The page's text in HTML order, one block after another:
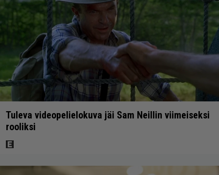
Tuleva videopelielokuva jäi Sam Neillin viimeiseksi
rooliksi